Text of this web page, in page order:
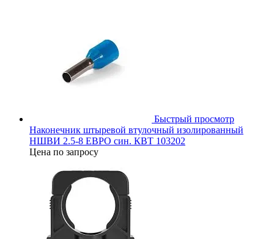
Быстрый просмотр
Наконечник штыревой втулочный изолированный
НШВИ 2.5-8 ЕВРО син. КВТ 103202
Цена по запросу